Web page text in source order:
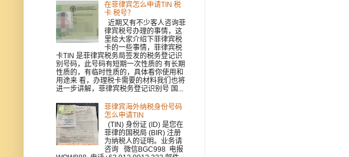
在菲律宾怎么申请TIN 税
卡 税号？
近期又有不少客人咨询菲
律宾税号办理的事情，这
里给大家介绍下菲律宾税
卡的一些事情，菲律宾税
卡TIN 是菲律宾税务局签发的税务登记识
别号码，此号码有短期一次性质的 有长期
性质的，有临时性质的，具体看你使用和
用途来 看，办理税卡需要的材料我们也将
进一步讲解，菲律宾税务登记识别号 国...
菲律宾海外纳税身份号码
怎么申请TIN
(TIN) 身份证 (ID) 是您在
菲律的国税局 (BIR) 注册
为纳税人的证明。业务请
咨询 微信BGC998 电报